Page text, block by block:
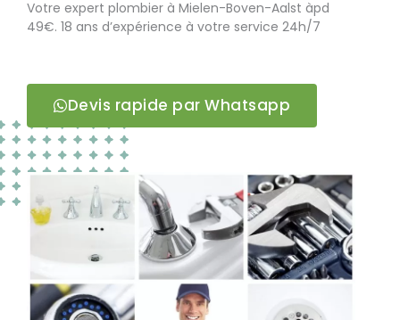
Votre expert plombier à Mielen-Boven-Aalst àpd
49€. 18 ans d’expérience à votre service 24h/7
Devis rapide par Whatsapp